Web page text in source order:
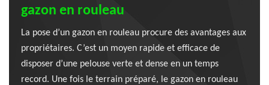
gazon en rouleau
La pose d’un gazon en rouleau procure des avantages aux
propriétaires. C’est un moyen rapide et efficace de
disposer d’une pelouse verte et dense en un temps
record. Une fois le terrain préparé, le gazon en rouleau